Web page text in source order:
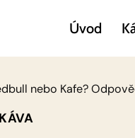
Úvod
nebo Kafe?
KÁVA